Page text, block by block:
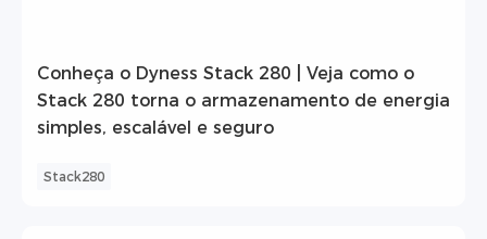
Conheça o Dyness Stack 280 | Veja como o
Stack 280 torna o armazenamento de energia
simples, escalável e seguro
Stack280